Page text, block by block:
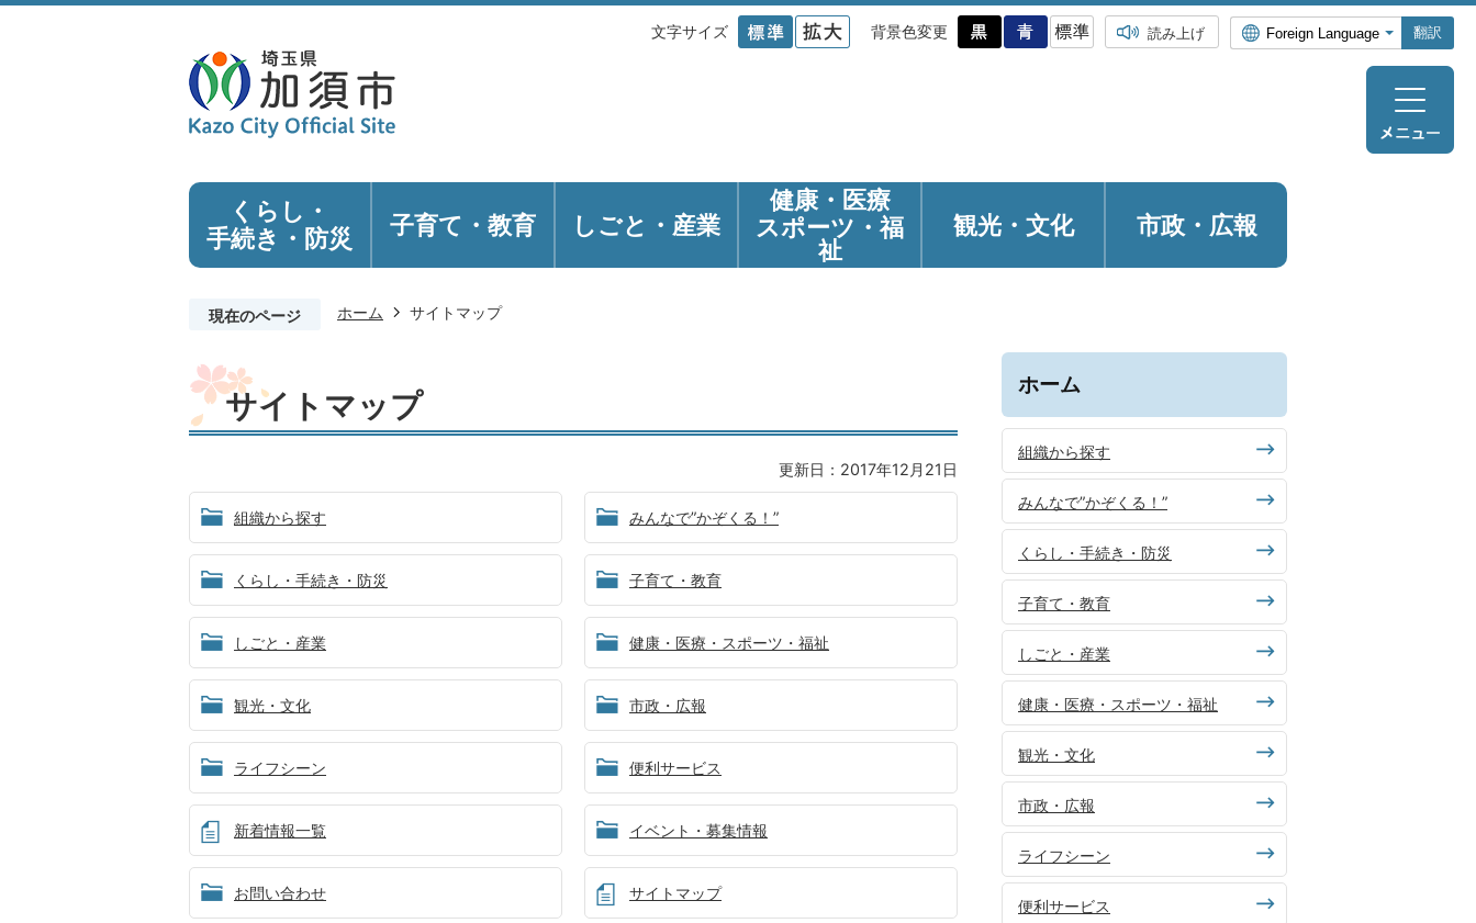
文字サイズ 背景色変更 読み上げ 翻訳
くらし・
手続き ・防災 子育て・教育 しごと・産業
健康・医療
スポーツ・福
祉
観光・ 文化 市政・広報
現在のページ ホーム サイトマップ
サイトマップ
更新日：2017年12月21日
組織から探す みんなで”かぞくる！”
くらし・手続き・防災 子育て・教育
しごと・産業 健康・医療・スポーツ・福祉
観光・文化 市政・広報
ライフシーン 便利サービス
新着情報一覧 イベント・募集情報
お問い合わせ サイトマップ
ホーム
組織から探す
みんなで”かぞくる！”
くらし・手続き・防災
子育て・教育
しごと・産業
健康・医療・スポーツ・福祉
観光・文化
市政・広報
ライフシーン
便利サービス